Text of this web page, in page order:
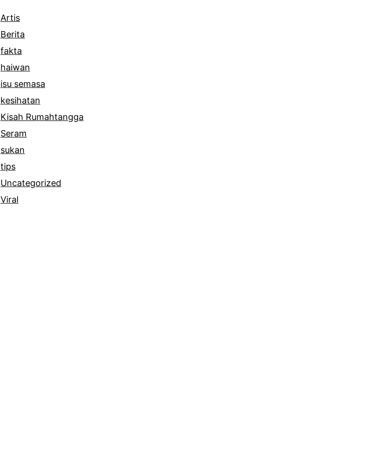
Artis
Berita
fakta
haiwan
isu semasa
kesihatan
Kisah Rumahtangga
Seram
sukan
tips
Uncategorized
Viral